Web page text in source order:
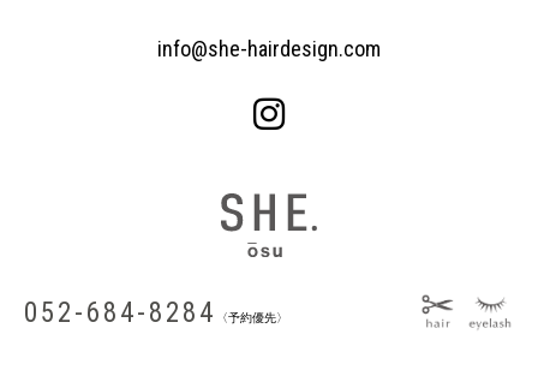
info@she-hairdesign.com
052-684-8284 〈予約優先〉